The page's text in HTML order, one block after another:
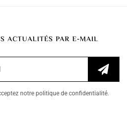
ACTUALITÉS PAR E-MAIL
notre politique de confidentialité.